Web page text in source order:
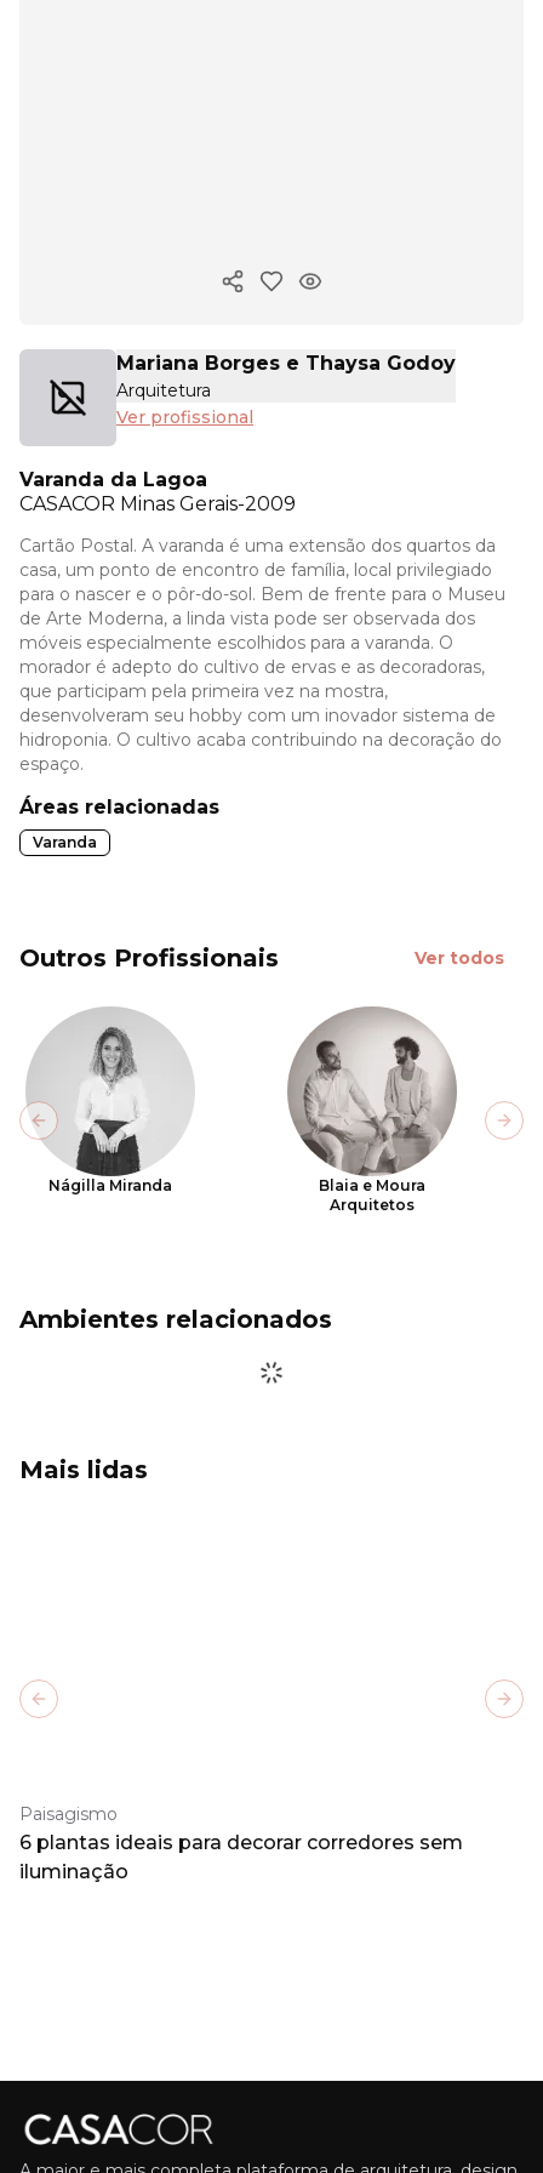
Copiar link
Mariana Borges e Thaysa Godoy
Arquitetura
Ver profissional
Varanda da Lagoa
CASACOR Minas Gerais-2009
Cartão Postal. A varanda é uma extensão dos quartos da
casa, um ponto de encontro de família, local privilegiado
para o nascer e o pôr-do-sol. Bem de frente para o Museu
de Arte Moderna, a linda vista pode ser observada dos
móveis especialmente escolhidos para a varanda. O
morador é adepto do cultivo de ervas e as decoradoras,
que participam pela primeira vez na mostra,
desenvolveram seu hobby com um inovador sistema de
hidroponia. O cultivo acaba contribuindo na decoração do
espaço.
Áreas relacionadas
Varanda
Outros Profissionais Ver todos
Nágilla Miranda
Blaia e Moura
Arquitetos
Previous slide
Ambientes relacionados
Mais lidas
Paisagismo
6 plantas ideais para decorar corredores sem
iluminação
Previous slide